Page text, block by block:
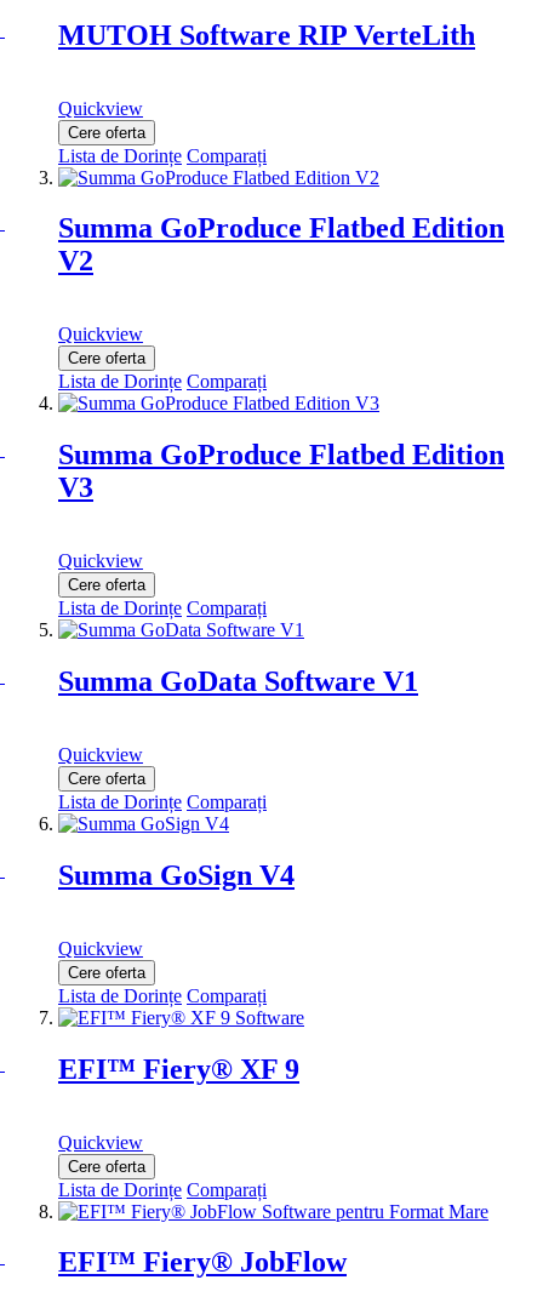
MUTOH Software RIP VerteLith
Quickview
Cere oferta
Lista de Dorințe Comparați
Summa GoProduce Flatbed Edition
V2
Quickview
Cere oferta
Lista de Dorințe Comparați
Summa GoProduce Flatbed Edition
V3
Quickview
Cere oferta
Lista de Dorințe Comparați
Summa GoData Software V1
Quickview
Cere oferta
Lista de Dorințe Comparați
Summa GoSign V4
Quickview
Cere oferta
Lista de Dorințe Comparați
EFI™ Fiery® XF 9
Quickview
Cere oferta
Lista de Dorințe Comparați
EFI™ Fiery® JobFlow